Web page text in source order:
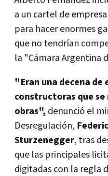
a un cartel de
para hacer enormes
que no tendrían
la "Cámara Argentina
"Eran una decena de
constructoras que
obras", denunció el
Desregulación,
Sturzenegger, tras
que las principales
digitadas con la regla